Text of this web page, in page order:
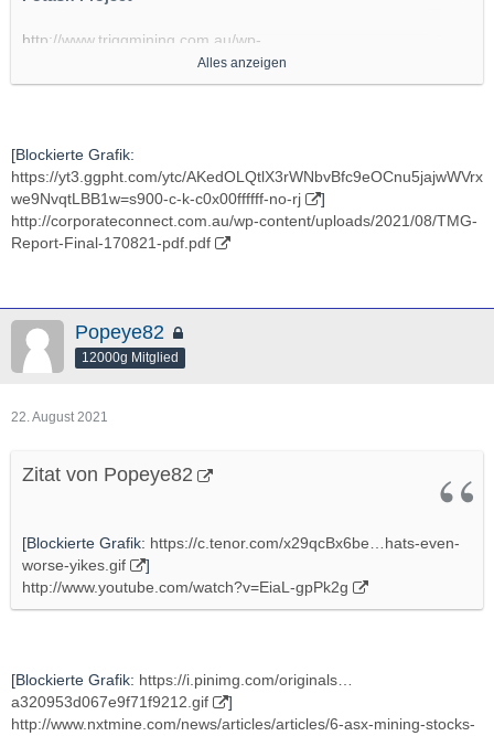
http://www.triggmining.com.au/wp-
content/uploads/2021/07/210726-ASX-Announcement-Lake-
Throssell-Indicated-Resource_Final.pdf
content/uploads/2021/07/2234802.pdf
http://www.triggmining.com.au/wp-
content/uploads/2021/07/2237056.pdf
Alles anzeigen
[Blockierte Grafik:
https://yt3.ggpht.com/ytc/AKedOLQtlX3rWNbvBfc9eOCnu5jajwWVrx
we9NvqtLBB1w=s900-c-k-c0x00ffffff-no-rj
]
http://corporateconnect.com.au/wp-content/uploads/2021/08/TMG-
Report-Final-170821-pdf.pdf
Popeye82
12000g Mitglied
22. August 2021
Zitat von Popeye82
[Blockierte Grafik: https://c.tenor.com/x29qcBx6be…hats-even-
worse-yikes.gif
]
http://www.youtube.com/watch?v=EiaL-gpPk2g
[Blockierte Grafik: https://i.pinimg.com/originals…
a320953d067e9f71f9212.gif
]
http://www.nxtmine.com/news/articles/articles/6-asx-mining-stocks-